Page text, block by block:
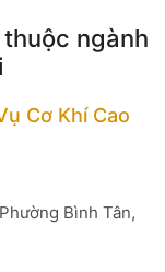
ngành
Cơ Khí Cao
Bình Tân,